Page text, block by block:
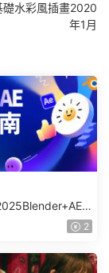
礎水彩風插畫2020
年1月
【畫質高清有部2